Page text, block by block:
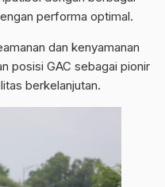
performa optimal.
dan kenyamanan
posisi GAC sebagai pionir
berkelanjutan.